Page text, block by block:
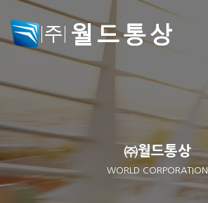
㈜월드통상
WORLD CORPORATION